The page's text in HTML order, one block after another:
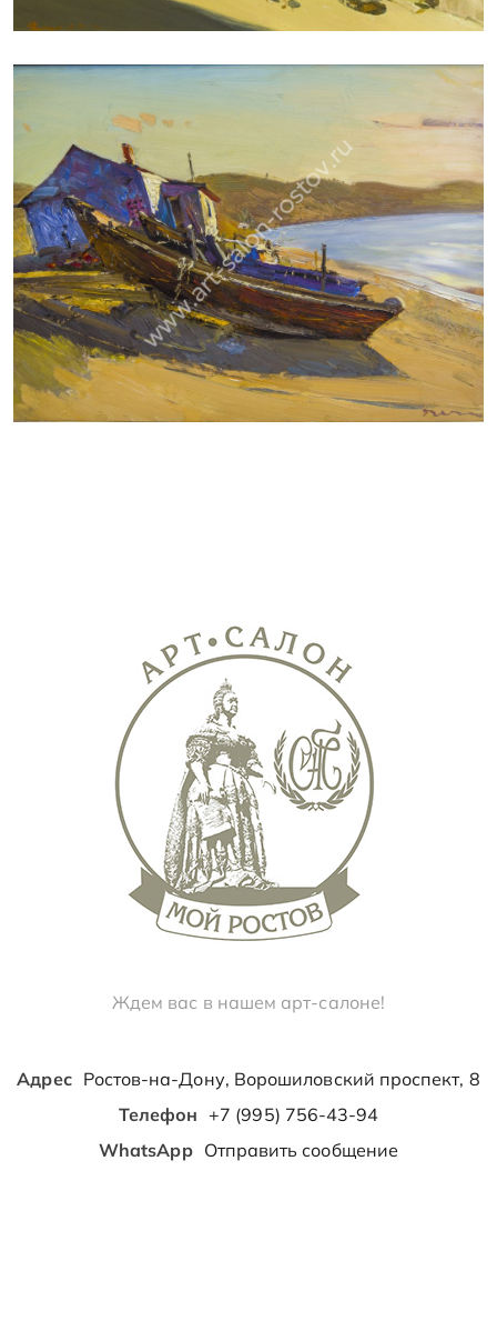
Ждем вас в нашем арт-салоне!
Адрес Ростов-на-Дону, Ворошиловский проспект, 8
Телефон +7 (995) 756-43-94
WhatsApp Отправить сообщение